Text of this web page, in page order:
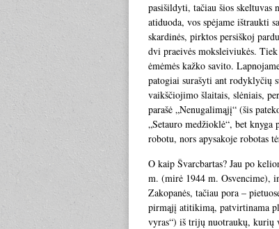
pasišildyti, tačiau šios skeltuvas
atiduoda, vos spėjame ištraukti
skardinės, pirktos persiškoj
dvi praeivės moksleiviukės.
ėmėmės kažko savito.
patogiai surašyti ant rodyklyčių
vaikščiojimo šlaitais, slėniais,
parašė „Nenugalimąjį“ (šis
„Setauro medžioklė“, bet
robotu, nors apysakoje robotas
O kaip Švarcbartas? Jau po
m. (mirė 1944 m. Osvencime),
Zakopanės, tačiau pora –
pirmąjį atitikimą, patvirtinama
vyras“) iš trijų nuotraukų, kurių